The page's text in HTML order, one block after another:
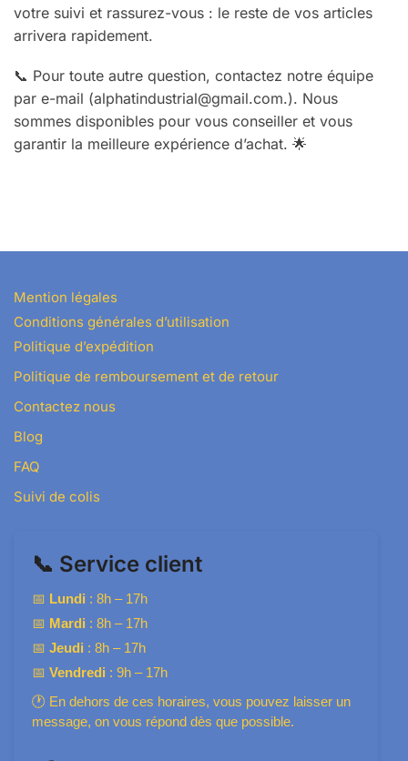
votre suivi et rassurez-vous : le reste de vos articles
arrivera rapidement.
📞 Pour toute autre question, contactez notre équipe
par e-mail (alphatindustrial@gmail.com.). Nous
sommes disponibles pour vous conseiller et vous
garantir la meilleure expérience d’achat. 🌟
Mention légales
Conditions générales d’utilisation
Politique d’expédition
Politique de remboursement et de retour
Contactez nous
Blog
FAQ
Suivi de colis
📞 Service client
📅 Lundi : 8h – 17h
📅 Mardi : 8h – 17h
📅 Jeudi : 8h – 17h
📅 Vendredi : 9h – 17h
🕐 En dehors de ces horaires, vous pouvez laisser un
message, on vous répond dès que possible.